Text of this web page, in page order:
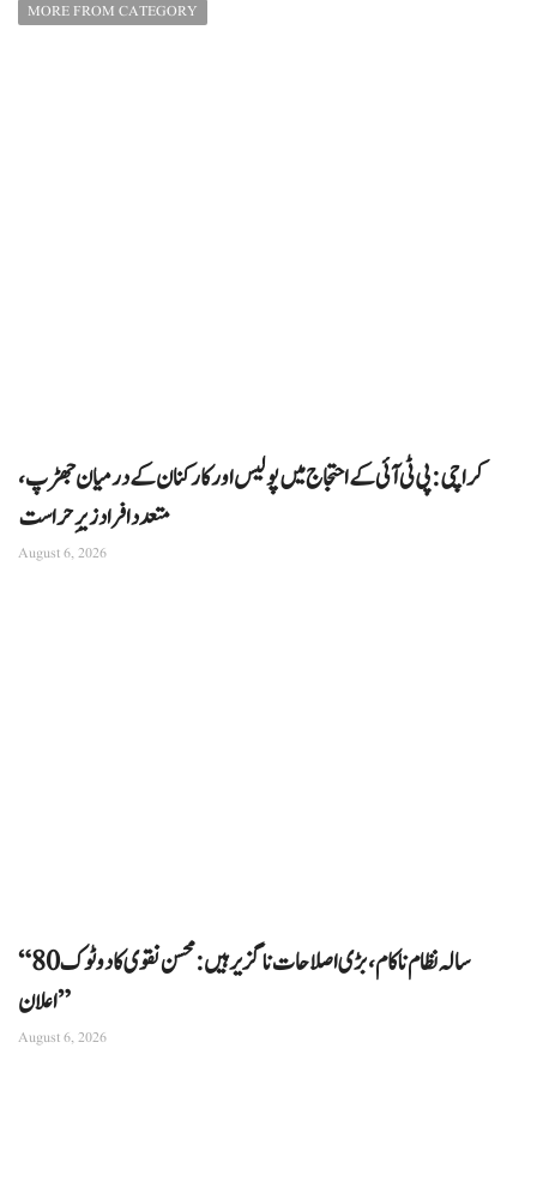
MORE FROM CATEGORY
کراچی: پی ٹی آئی کے احتجاج میں پولیس اور کارکنان کے درمیان جھڑپ،
متعدد افراد زیرِ حراست
August 6, 2026
“80 سالہ نظام ناکام، بڑی اصلاحات ناگزیر ہیں: محسن نقوی کا دوٹوک
اعلان”
August 6, 2026